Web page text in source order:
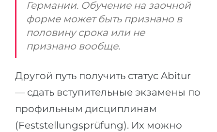
Германии. Обучение на заочной
форме может быть признано в
половину срока или не
признано вообще.
Другой путь получить статус Abitur
— сдать вступительные экзамены по
профильным дисциплинам
(Feststellungsprüfung). Их можно